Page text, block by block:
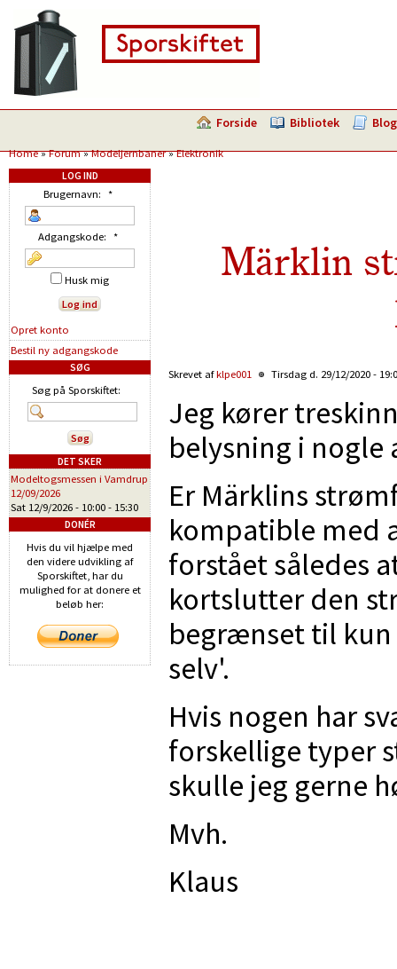
Forside Bibliotek Blog
Home»Forum»Modeljernbaner»Elektronik
Märklin
Skrevet afklpe001 Tirsdag d. 29/12/2020 -
Jeg kører
belysning i nogle
Er Märklins
kompatible med
forstået således
kortslutter den
begrænset til
selv'.
Hvis nogen har
forskellige typer
skulle jeg gerne
Mvh.
Klaus
LOG IND
Brugernavn: *
Adgangskode: *
Husk mig
Opret konto
Bestil ny adgangskode
SØG
Søg på Sporskiftet:
DET SKER
Modeltogsmessen i Vamdrup
12/09/2026
Sat 12/9/2026 - 10:00 - 15:30
DONÉR
Hvis du vil hjælpe med
den videre udvikling af
Sporskiftet, har du
mulighed for at donere et
beløb her: